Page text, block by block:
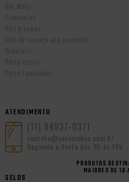
Bar Mats
Camisetas
Kits e copos
Kits de cerveja pra presente
Growlers
Porta copos
Porta tampinhas
ATENDIMENTO
(11) 94937-0371
contato@cervejabox.com.br
Segunda a Sexta das 9h às 18h
PRODUTOS
MAIORES DE 18
SELOS